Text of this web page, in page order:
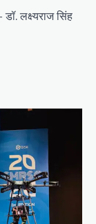
लक्ष्यराज सिंह